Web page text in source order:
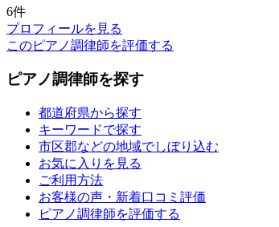
6件
プロフィールを見る
このピアノ調律師を評価する
ピアノ調律師を探す
都道府県から探す
キーワードで探す
市区郡などの地域でしぼり込む
お気に入りを見る
ご利用方法
お客様の声・新着口コミ評価
ピアノ調律師を評価する